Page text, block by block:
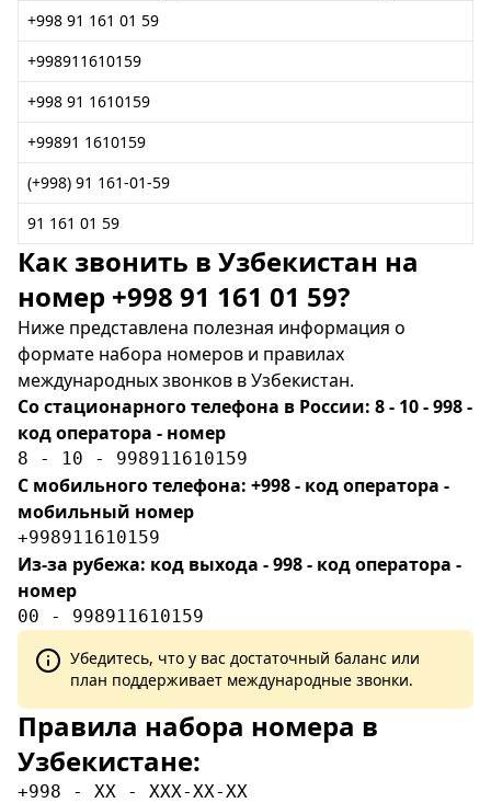
+998 91 161 01 59
+998911610159
+998 91 1610159
+99891 1610159
(+998) 91 161-01-59
91 161 01 59
Как звонить в Узбекистан на
номер +998 91 161 01 59?
Ниже представлена полезная информация о
формате набора номеров и правилах
международных звонков в Узбекистан.
Со стационарного телефона в России: 8 - 10 - 998 -
код оператора - номер
8 - 10 - 998911610159
С мобильного телефона: +998 - код оператора -
мобильный номер
+998911610159
Из-за рубежа: код выхода - 998 - код оператора -
номер
00 - 998911610159
Убедитесь, что у вас достаточный баланс или
план поддерживает международные звонки.
Правила набора номера в
Узбекистане:
+998 - XX - XXX-XX-XX